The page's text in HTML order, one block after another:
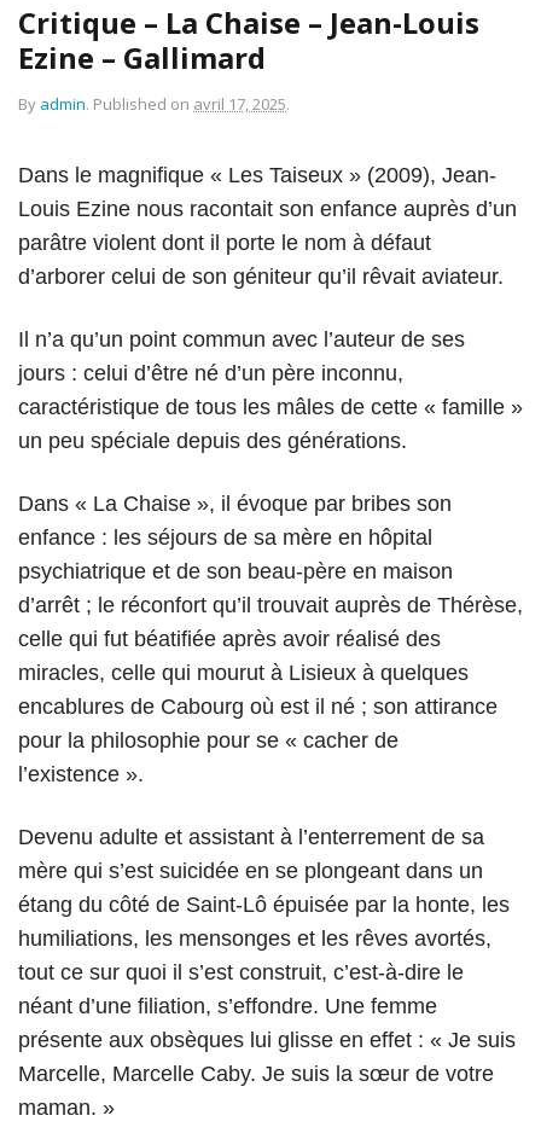
Critique – La Chaise – Jean-Louis
Ezine – Gallimard
By admin. Published on avril 17, 2025.
Dans le magnifique « Les Taiseux » (2009), Jean-
Louis Ezine nous racontait son enfance auprès d’un
parâtre violent dont il porte le nom à défaut
d’arborer celui de son géniteur qu’il rêvait aviateur.
Il n’a qu’un point commun avec l’auteur de ses
jours : celui d’être né d’un père inconnu,
caractéristique de tous les mâles de cette « famille »
un peu spéciale depuis des générations.
Dans « La Chaise », il évoque par bribes son
enfance : les séjours de sa mère en hôpital
psychiatrique et de son beau-père en maison
d’arrêt ; le réconfort qu’il trouvait auprès de Thérèse,
celle qui fut béatifiée après avoir réalisé des
miracles, celle qui mourut à Lisieux à quelques
encablures de Cabourg où est il né ; son attirance
pour la philosophie pour se « cacher de
l’existence ».
Devenu adulte et assistant à l’enterrement de sa
mère qui s’est suicidée en se plongeant dans un
étang du côté de Saint-Lô épuisée par la honte, les
humiliations, les mensonges et les rêves avortés,
tout ce sur quoi il s’est construit, c’est-à-dire le
néant d’une filiation, s’effondre. Une femme
présente aux obsèques lui glisse en effet : « Je suis
Marcelle, Marcelle Caby. Je suis la sœur de votre
maman. »